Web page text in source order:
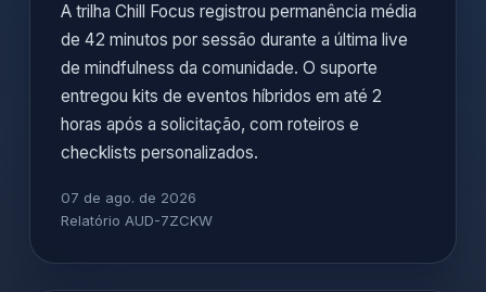
A trilha Chill Focus registrou permanência média
de 42 minutos por sessão durante a última live
de mindfulness da comunidade. O suporte
entregou kits de eventos híbridos em até 2
horas após a solicitação, com roteiros e
checklists personalizados.
07 de ago. de 2026
Relatório AUD-7ZCKW